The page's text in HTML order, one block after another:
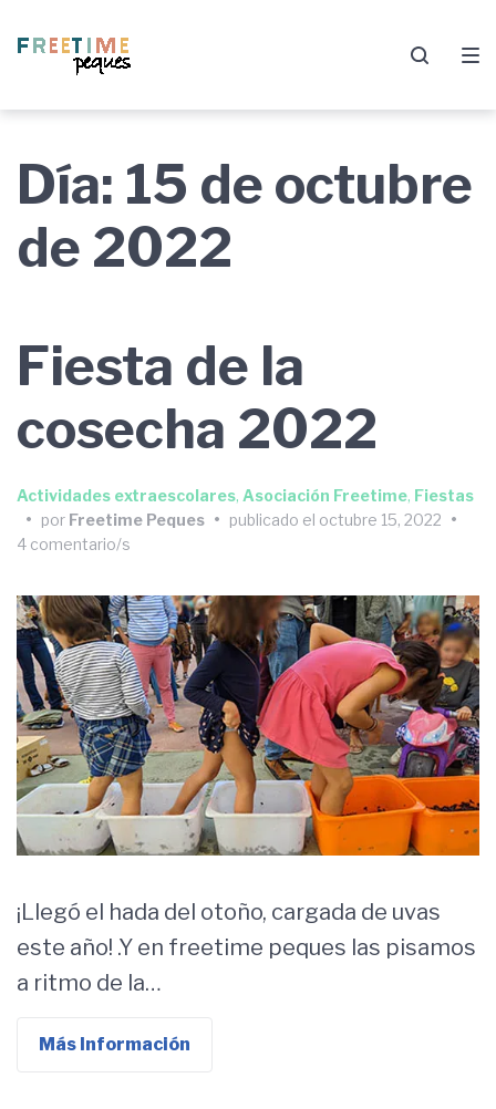
principal
página
Día: 15 de octubre
de 2022
Fiesta de la
cosecha 2022
Actividades extraescolares, Asociación Freetime, Fiestas
• por Freetime Peques • publicado el octubre 15, 2022 •
4 comentario/s
¡Llegó el hada del otoño, cargada de uvas
este año! .Y en freetime peques las pisamos
a ritmo de la…
Más Información